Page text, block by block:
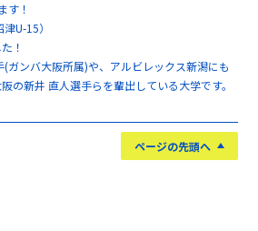
す！
U-15）
！
ガンバ大阪所属)や、アルビレックス新潟にも
の新井 直人選手らを輩出している大学です。
ページの先頭へ